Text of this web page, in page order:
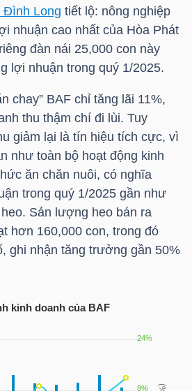
Đình Long tiết lộ: nông nghiệp
nhuận cao nhất của Hòa Phát
đàn nái 25,000 con này
lợi nhuận trong quý 1/2025.
chay” BAF chỉ tăng lãi 11%,
thu thậm chí đi lùi. Tuy
giảm lại là tín hiệu tích cực, vì
như toàn bộ hoạt động kinh
ăn chăn nuôi, có nghĩa
trong quý 1/2025 gần như
Sản lượng heo bán ra
hơn 160,000 con, trong đó
ghi nhận tăng trưởng gần 50%
kinh doanh của BAF